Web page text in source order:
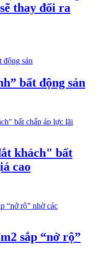
thay đổi ra
bất động sản
khách" bất
cao
sắp “nở rộ”